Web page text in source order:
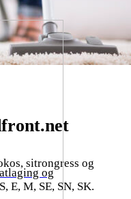
og
som frister. Vi har
sitrongress og
E, M, SE, SN, SK.